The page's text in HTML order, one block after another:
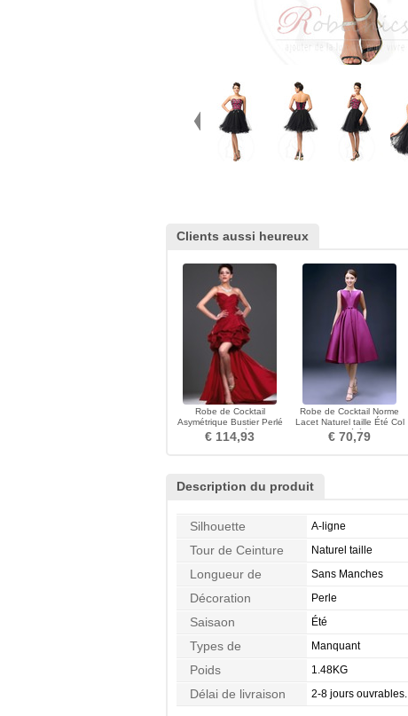
Clients aussi heureux
Robe de Cocktail
Asymétrique Bustier Perlé
Corsage plissé Hiver
€ 114,93
Robe de Cocktail Norme
Lacet Naturel taille Été Col
Bateau Cérémonial
€ 70,79
Description du produit
Silhouette A-ligne
Tour de Ceinture Naturel taille
Longueur de
Manches
Sans Manches
Décoration Perle
Saisaon Été
Types de
Morphologie
Manquant
Poids 1.48KG
Délai de livraison 2-8 jours ouvrables.